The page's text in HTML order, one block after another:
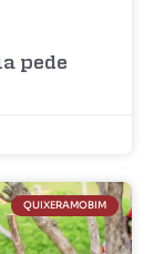
pede
QUIXERAMOBIM